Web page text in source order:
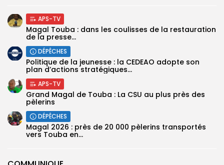
APS-TV
Magal Touba : dans les coulisses de la restauration
de la presse...
DÉPÊCHES
Politique de la jeunesse : la CEDEAO adopte son
plan d’actions stratégiques...
APS-TV
Grand Magal de Touba : La CSU au plus près des
pèlerins
DÉPÊCHES
Magal 2026 : près de 20 000 pèlerins transportés
vers Touba en...